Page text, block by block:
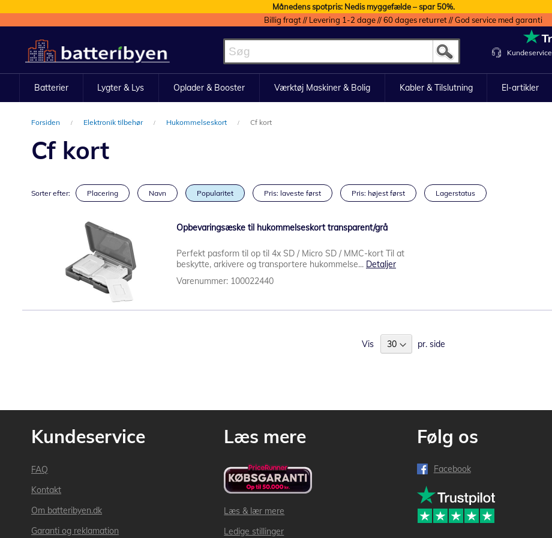
Månedens spotpris: Nedis myggefælde – spar 50%.
Billig fragt // Levering 1-2 dage // 60 dages returret // God service med garanti
to
Content
Kundeservice
Batterier Lygter & Lys Oplader & Booster Værktøj Maskiner & Bolig Kabler & Tilslutning El-artikler
Forsiden Elektronik tilbehør Hukommelseskort Cf kort
Cf kort
Sorter efter: Placering Navn Popularitet Pris: laveste først Pris: højest først Lagerstatus
Opbevaringsæske til hukommelseskort transparent/grå
Perfekt pasform til op til 4x SD / Micro SD / MMC-kort Til at
beskytte, arkivere og transportere hukommelse... Detaljer
Varenummer: 100022440
Vis pr. side
Kundeservice
FAQ
Kontakt
Om batteribyen.dk
Garanti og reklamation
Læs mere
Læs & lær mere
Ledige stillinger
Følg os
Facebook